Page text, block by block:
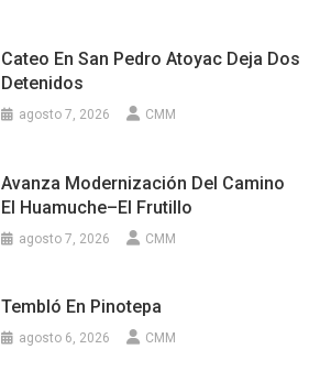
Cateo En San Pedro Atoyac Deja Dos
Detenidos
agosto 7, 2026 CMM
Avanza Modernización Del Camino
El Huamuche–El Frutillo
agosto 7, 2026 CMM
Tembló En Pinotepa
agosto 6, 2026 CMM